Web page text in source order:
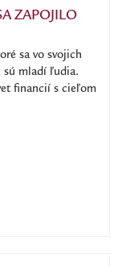
ZAPOJILO
sa vo svojich
sú mladí ľudia.
financií s cieľom